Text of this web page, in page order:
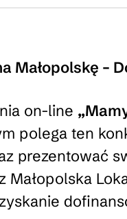
Małopolskę –
on-line
polega ten
prezentować
Małopolska